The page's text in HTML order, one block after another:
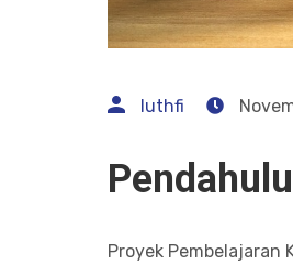
luthfi
Proyek